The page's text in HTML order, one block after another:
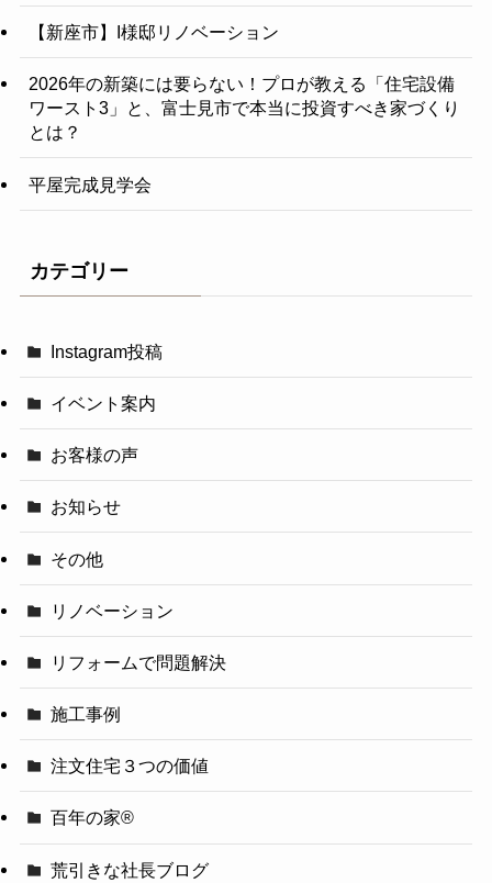
【新座市】I様邸リノベーション
2026年の新築には要らない！プロが教える「住宅設備
ワースト3」と、富士見市で本当に投資すべき家づくり
とは？
平屋完成見学会
カテゴリー
Instagram投稿
イベント案内
お客様の声
お知らせ
その他
リノベーション
リフォームで問題解決
施工事例
注文住宅３つの価値
百年の家®️
荒引きな社長ブログ